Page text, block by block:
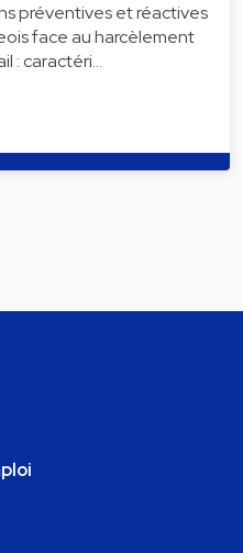
préventives et réactives
face au harcèlement
: caractéri…